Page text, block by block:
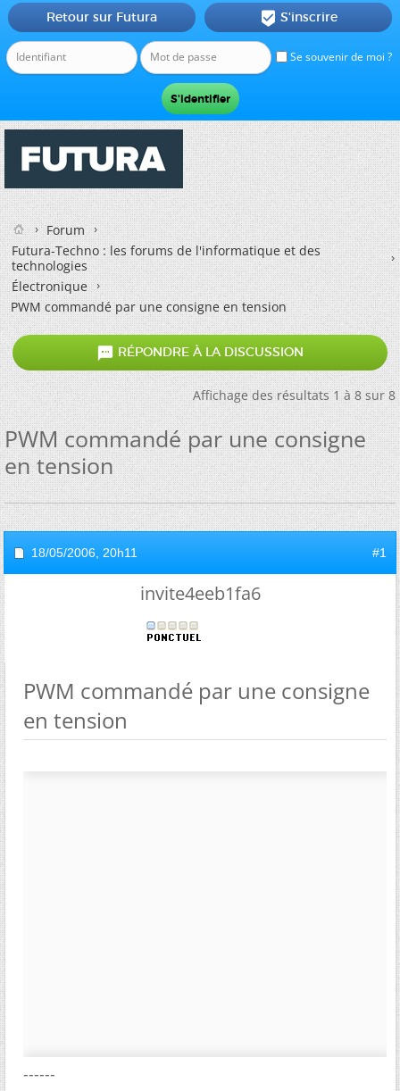
Se souvenir de moi ?
Retour sur Futura  S'inscrire
Forum
Futura-Techno : les forums de l'informatique et des
technologies
Électronique
PWM commandé par une consigne en tension
 RÉPONDRE À LA DISCUSSION
Affichage des résultats 1 à 8 sur 8
PWM commandé par une consigne
en tension
18/05/2006, 20h11 #1
invite4eeb1fa6
PWM commandé par une consigne
en tension
------